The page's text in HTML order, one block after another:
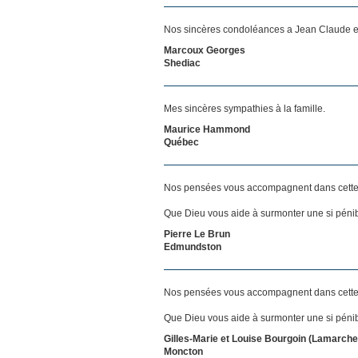
Nos sincères condoléances a Jean Claude
Marcoux Georges
Shediac
Mes sincères sympathies à la famille.
Maurice Hammond
Québec
Nos pensées vous accompagnent dans
Que Dieu vous aide à surmonter une si
Pierre Le Brun
Edmundston
Nos pensées vous accompagnent dans
Que Dieu vous aide à surmonter une si
Gilles-Marie et Louise Bourgoin
Moncton